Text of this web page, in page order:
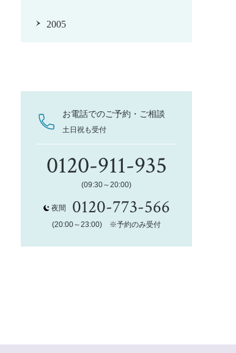
2005
お電話でのご予約・ご相談
土日祝も受付
0120-911-935
(09:30～20:00)
夜間 0120-773-566
(20:00～23:00) ※予約のみ受付